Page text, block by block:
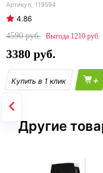
119594
4.86
4590
1210
3380
+
Другие